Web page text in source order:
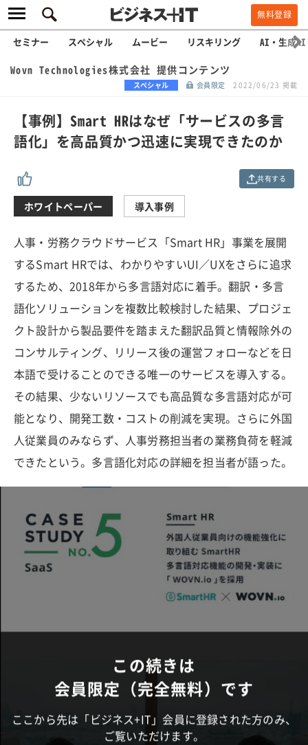
無料登録
セミナー スペシャル ムービー リスキリング AI・生成AI
Wovn Technologies株式会社 提供コンテンツ
スペシャル 会員限定 2022/06/23 掲載
【事例】Smart HRはなぜ「サービスの多言
語化」を高品質かつ迅速に実現できたのか
共有する
ホワイトペーパー 導入事例
人事・労務クラウドサービス「Smart HR」事業を展開
するSmart HRでは、わかりやすいUI／UXをさらに追求
するため、2018年から多言語対応に着手。翻訳・多言
語化ソリューションを複数比較検討した結果、プロジェ
クト設計から製品要件を踏まえた翻訳品質と情報除外の
コンサルティング、リリース後の運営フォローなどを日
本語で受けることのできる唯一のサービスを導入する。
その結果、少ないリソースでも高品質な多言語対応が可
能となり、開発工数・コストの削減を実現。さらに外国
人従業員のみならず、人事労務担当者の業務負荷を軽減
できたという。多言語化対応の詳細を担当者が語った。
この続きは
会員限定（完全無料）です
ここから先は「ビジネス+IT」会員に登録された方のみ、
ご覧いただけます。